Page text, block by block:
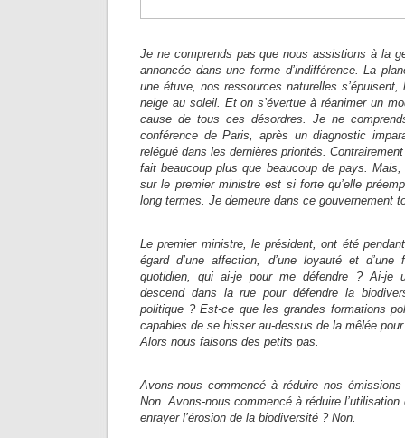
Je ne comprends pas que nous assistions à la
annoncée dans une forme d’indifférence. La
une étuve, nos ressources naturelles
neige au soleil. Et on s’évertue à réanimer un
cause de tous ces désordres. Je ne
conférence de Paris, après un diagnostic
relégué dans les dernières priorités.
fait beaucoup plus que beaucoup de pays.
sur le premier ministre est si forte qu’elle
long termes. Je demeure dans ce gouvernement
Le premier ministre, le président, ont été
égard d’une affection, d’une loyauté et
quotidien, qui ai-je pour me défendre ? Ai-je
descend dans la rue pour défendre la
politique ? Est-ce que les grandes formations
capables de se hisser au-dessus de la mêlée pour
Alors nous faisons des petits pas.
Avons-nous commencé à réduire nos
Non. Avons-nous commencé à réduire
enrayer l’érosion de la biodiversité ? Non.